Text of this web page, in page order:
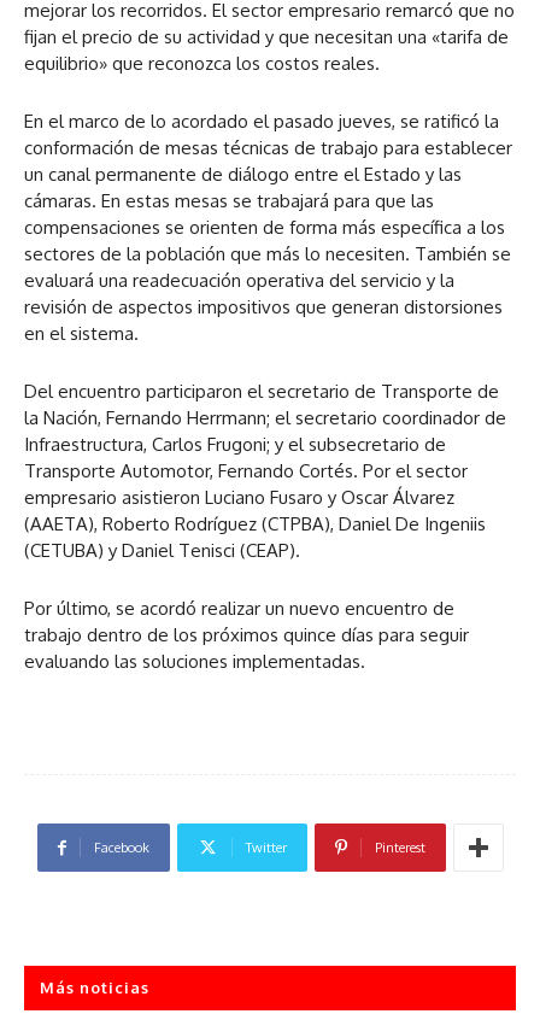
mejorar los recorridos. El sector empresario remarcó que no
fijan el precio de su actividad y que necesitan una «tarifa de
equilibrio» que reconozca los costos reales.
En el marco de lo acordado el pasado jueves, se ratificó la
conformación de mesas técnicas de trabajo para establecer
un canal permanente de diálogo entre el Estado y las
cámaras. En estas mesas se trabajará para que las
compensaciones se orienten de forma más específica a los
sectores de la población que más lo necesiten. También se
evaluará una readecuación operativa del servicio y la
revisión de aspectos impositivos que generan distorsiones
en el sistema.
Del encuentro participaron el secretario de Transporte de
la Nación, Fernando Herrmann; el secretario coordinador de
Infraestructura, Carlos Frugoni; y el subsecretario de
Transporte Automotor, Fernando Cortés. Por el sector
empresario asistieron Luciano Fusaro y Oscar Álvarez
(AAETA), Roberto Rodríguez (CTPBA), Daniel De Ingeniis
(CETUBA) y Daniel Tenisci (CEAP).
Por último, se acordó realizar un nuevo encuentro de
trabajo dentro de los próximos quince días para seguir
evaluando las soluciones implementadas.
Facebook Twitter Pinterest
Más noticias